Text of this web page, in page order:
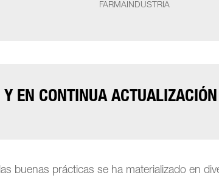
FARMAINDUSTRIA
EN CONTINUA ACTUALIZACIÓN
buenas prácticas se ha materializado en